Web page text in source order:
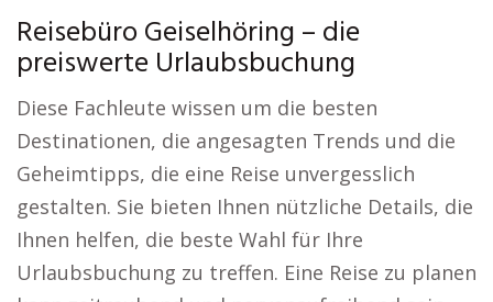
Reisebüro Geiselhöring – die
preiswerte Urlaubsbuchung
Diese Fachleute wissen um die besten
Destinationen, die angesagten Trends und die
Geheimtipps, die eine Reise unvergesslich
gestalten. Sie bieten Ihnen nützliche Details, die
Ihnen helfen, die beste Wahl für Ihre
Urlaubsbuchung zu treffen. Eine Reise zu planen